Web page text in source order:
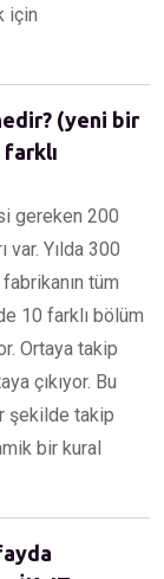
için
(yeni bir
gereken 200
var. Yılda 300
tüm
10 farklı bölüm
Ortaya takip
çıkıyor. Bu
şekilde takip
bir kural